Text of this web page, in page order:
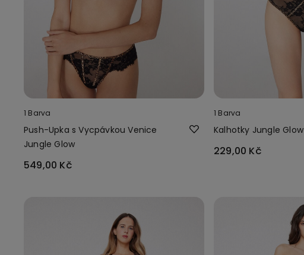
1 Barva
Push-Upka s Vycpávkou Venice
Jungle Glow
549,00 Kč
1 Barva
Kalhotky Jungle Glow
229,00 Kč